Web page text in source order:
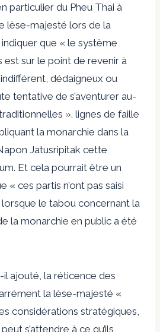
particulier du Pheu Thai à
lèse-majesté lors de la
que « le système
est sur le point de revenir à
dédaigneux ou
tentative de s’aventurer au-
». lignes de faille
la monarchie dans la
Jatusripitak cette
Et cela pourrait être un
« ces partis n’ont pas saisi
le tabou concernant la
la monarchie en public a été
il ajouté, la réticence des
la lèse-majesté «
considérations stratégiques,
s’attendre à ce qu’ils